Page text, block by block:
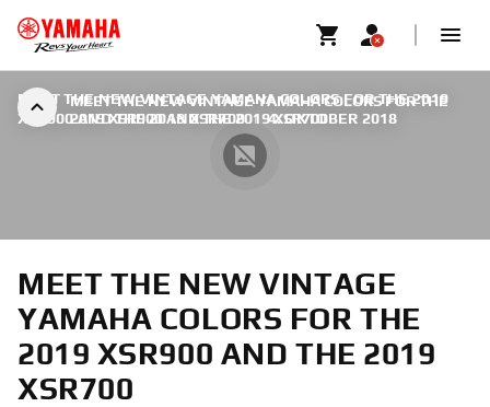
MEET THE NEW VINTAGE YAMAHA COLORS FOR THE
2019 XSR900 AND THE 2019 XSR700
MEET THE NEW VINTAGE YAMAHA COLORS FOR THE 2019
XSR900 AND THE 2019 XSR700 | 4. OKTOBER 2018
MEET THE NEW VINTAGE
YAMAHA COLORS FOR THE
2019 XSR900 AND THE 2019
XSR700